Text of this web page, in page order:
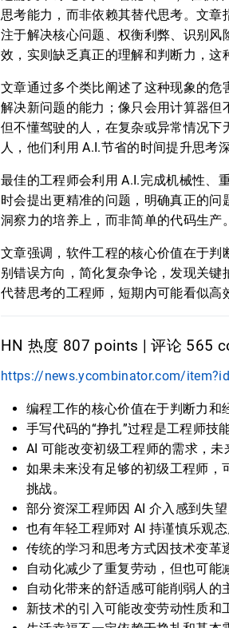
思考能力，而非依赖其替代思考。文
注于解决核心问题、权衡利弊、识别
效，实则缺乏真正的理解和判断力，这
文章通过多个类比阐述了这种现象的
解决新问题的能力；像只会用计算器
但不懂驾驶的人，在复杂或异常情况
人，他们利用 A.I.节省的时间提升思考
最佳的工程师会利用 A.I.完成机械性、
时会提出更精准的问题，明确真正的
洞察力的培养上，而非简单的代码生产。
文章强调，软件工程的核心价值在于
别错误方向，简化复杂争论，发现关
代替思考的工程师，短期内可能看似高
HN 热度 807 points | 评论 565
https://news.ycombinator.com/
编程工作的核心价值在于判断力和
手写代码的“挣扎”过程是工程师技
AI 可能改变初级工程师的需求，未
如果未来没有足够的初级工程师，
挑战。
部分资深工程师因 AI 介入感到失
也有年轻工程师对 AI 持谨慎乐观
传统的学习和思考方式因技术变革
自动化减少了重复劳动，但也可能
自动化带来的舒适感可能削弱人的
新技术的引入可能改变劳动性质和